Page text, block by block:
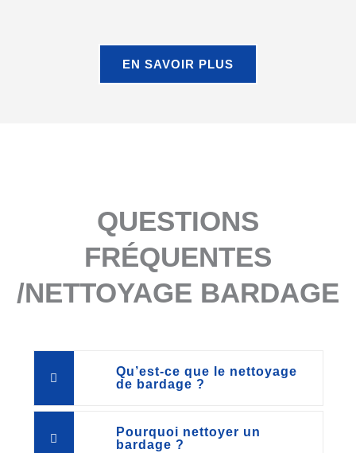
EN SAVOIR PLUS
QUESTIONS
FRÉQUENTES
/NETTOYAGE BARDAGE
Qu’est-ce que le nettoyage
de bardage ?
Pourquoi nettoyer un
bardage ?